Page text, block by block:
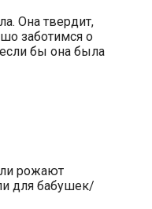
Она твердит,
заботимся о
бы она была
рожают
для бабушек/